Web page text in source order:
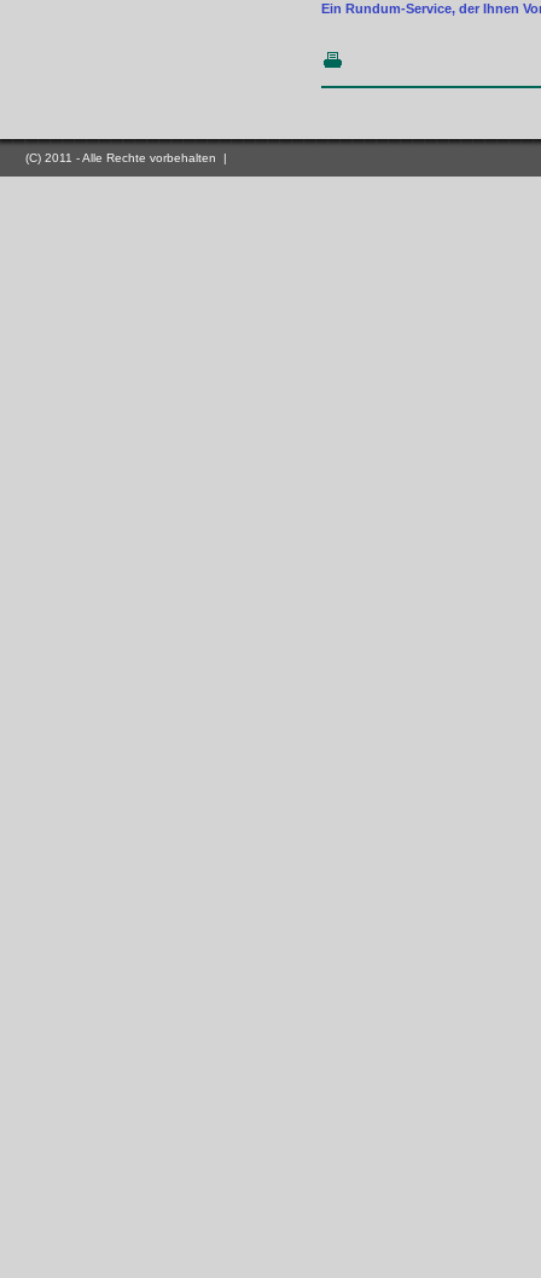
Ein Rundum-Service, der Ihnen
(C) 2011 - Alle Rechte vorbehalten |